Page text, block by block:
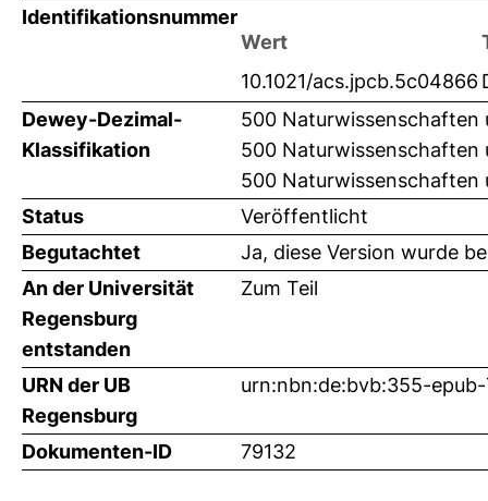
Identifikationsnummer
Wert
10.1021/acs.jpcb.5c04866
Dewey-Dezimal-
Klassifikation
500 Naturwissenschaften
500 Naturwissenschaften
500 Naturwissenschaften
Status
Veröffentlicht
Begutachtet
Ja, diese Version wurde
An der Universität
Regensburg
entstanden
Zum Teil
URN der UB
Regensburg
urn:nbn:de:bvb:355-
Dokumenten-ID 79132